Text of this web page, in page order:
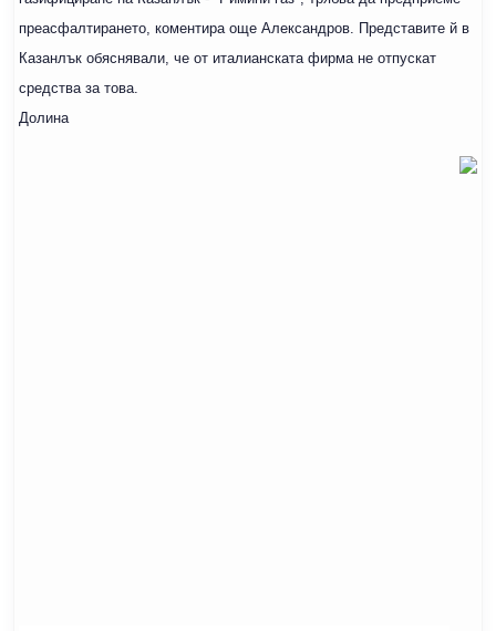
преасфалтирането, коментира още Александров. Представите й в
Казанлък обяснявали, че от италианската фирма не отпускат
средства за това.
Долина